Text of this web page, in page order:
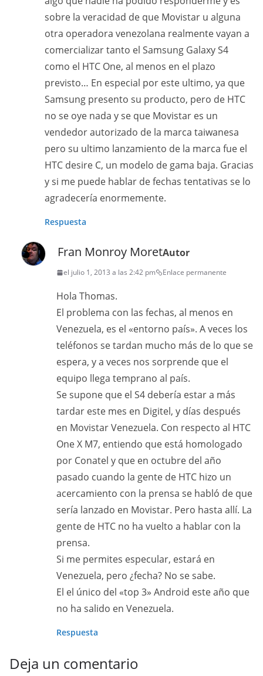
sobre la veracidad de que Movistar u alguna
otra operadora venezolana realmente vayan a
comercializar tanto el Samsung Galaxy S4
como el HTC One, al menos en el plazo
previsto… En especial por este ultimo, ya que
Samsung presento su producto, pero de HTC
no se oye nada y se que Movistar es un
vendedor autorizado de la marca taiwanesa
pero su ultimo lanzamiento de la marca fue el
HTC desire C, un modelo de gama baja. Gracias
y si me puede hablar de fechas tentativas se lo
agradecería enormemente.
Respuesta
Fran Monroy MoretAutor
el julio 1, 2013 a las 2:42 pm Enlace permanente
Hola Thomas.
El problema con las fechas, al menos en
Venezuela, es el «entorno país». A veces los
teléfonos se tardan mucho más de lo que se
espera, y a veces nos sorprende que el
equipo llega temprano al país.
Se supone que el S4 debería estar a más
tardar este mes en Digitel, y días después
en Movistar Venezuela. Con respecto al HTC
One X M7, entiendo que está homologado
por Conatel y que en octubre del año
pasado cuando la gente de HTC hizo un
acercamiento con la prensa se habló de que
sería lanzado en Movistar. Pero hasta allí. La
gente de HTC no ha vuelto a hablar con la
prensa.
Si me permites especular, estará en
Venezuela, pero ¿fecha? No se sabe.
El el único del «top 3» Android este año que
no ha salido en Venezuela.
Respuesta
Deja un comentario